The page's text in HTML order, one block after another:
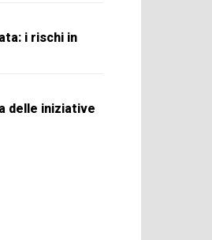
i rischi in
delle iniziative